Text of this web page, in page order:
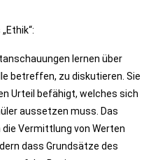
lernen über
betreffen, zu diskutieren. Sie
Urteil befähigt, welches sich
aussetzen muss. Das
Vermittlung von Werten
dass Grundsätze des